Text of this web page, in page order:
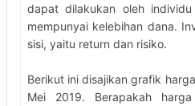
dapat dilakukan oleh
mempunyai kelebihan dana.
sisi, yaitu return dan risiko.
Berikut ini disajikan grafik
Mei 2019. Berapakah